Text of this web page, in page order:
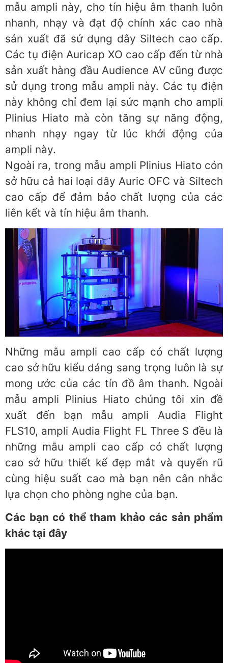
mẫu ampli này, cho tín hiệu âm thanh luôn
nhanh, nhạy và đạt độ chính xác cao nhà
sản xuất đã sử dụng dây Siltech cao cấp.
Các tụ điện Auricap XO cao cấp đến từ nhà
sản xuất hàng đầu Audience AV cũng được
sử dụng trong mẫu ampli này. Các tụ điện
này không chỉ đem lại sức mạnh cho ampli
Plinius Hiato mà còn tăng sự năng động,
nhanh nhạy ngay từ lúc khởi động của
ampli này.
Ngoài ra, trong mẫu ampli Plinius Hiato cón
sở hữu cả hai loại dây Auric OFC và Siltech
cao cấp để đảm bảo chất lượng của các
liên kết và tín hiệu âm thanh.
Những mẫu ampli cao cấp có chất lượng
cao sở hữu kiểu dáng sang trọng luôn là sự
mong ước của các tín đồ âm thanh. Ngoài
mẫu ampli Plinius Hiato chúng tôi xin đề
xuất đến bạn mẫu ampli Audia Flight
FLS10, ampli Audia Flight FL Three S đều là
những mẫu ampli cao cấp có chất lượng
cao sở hữu thiết kế đẹp mắt và quyến rũ
cùng hiệu suất cao mà bạn nên cân nhắc
lựa chọn cho phòng nghe của bạn.
Các bạn có thể tham khảo các sản phẩm
khác tại đây